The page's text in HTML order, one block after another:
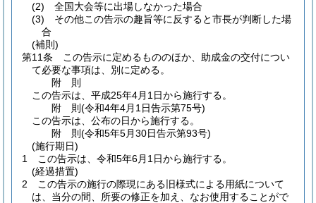
(2)
全国大会等に出場しなかった場合
(3)
その他この告示の趣旨等に反すると市長が判断した場
合
(補則)
第11条
この告示に定めるもののほか、助成金の交付につい
て必要な事項は、別に定める。
附 則
この告示は、平成25年4月1日から施行する。
附 則(令和4年4月1日告示第75号)
この告示は、公布の日から施行する。
附 則(令和5年5月30日告示第93号)
(施行期日)
1
この告示は、令和5年6月1日から施行する。
(経過措置)
2
この告示の施行の際現にある旧様式による用紙について
は、当分の間、所要の修正を加え、なお使用することがで